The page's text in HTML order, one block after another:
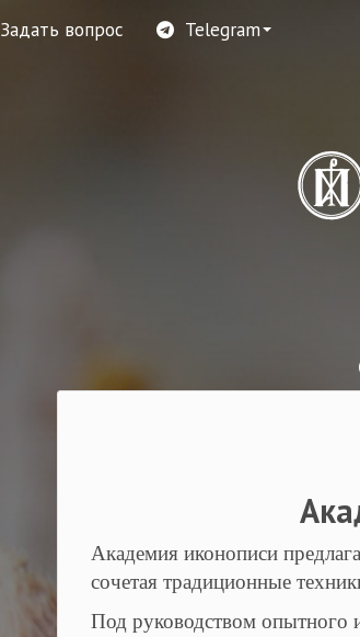
Задать вопрос Telegram
Академия иконописи
сочетая традиционные
Под руководством опытного